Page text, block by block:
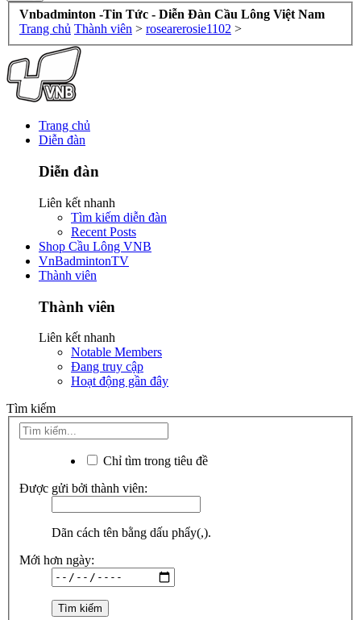
Vnbadminton -Tin Tức - Diễn Đàn Cầu Lông Việt Nam
Trang chủ Thành viên > rosearerosie1102 >
Trang chủ
Diễn đàn
Diễn đàn
Liên kết nhanh
Tìm kiếm diễn đàn
Recent Posts
Shop Cầu Lông VNB
VnBadmintonTV
Thành viên
Thành viên
Liên kết nhanh
Notable Members
Đang truy cập
Hoạt động gần đây
Tìm kiếm
Chỉ tìm trong tiêu đề
Được gửi bởi thành viên:
Dãn cách tên bằng dấu phẩy(,).
Mới hơn ngày: